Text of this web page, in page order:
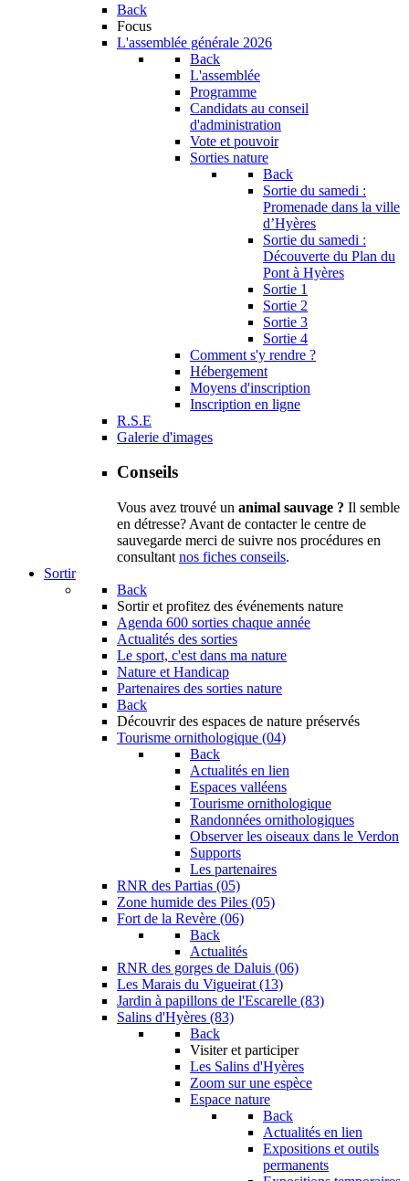
Back
Focus
L'assemblée générale 2026
Back
L'assemblée
Programme
Candidats au conseil
d'administration
Vote et pouvoir
Sorties nature
Back
Sortie du samedi :
Promenade dans la ville
d’Hyères
Sortie du samedi :
Découverte du Plan du
Pont à Hyères
Sortie 1
Sortie 2
Sortie 3
Sortie 4
Comment s'y rendre ?
Hébergement
Moyens d'inscription
Inscription en ligne
R.S.E
Galerie d'images
Conseils
Vous avez trouvé un animal sauvage ? Il semble
en détresse? Avant de contacter le centre de
sauvegarde merci de suivre nos procédures en
consultant nos fiches conseils.
Sortir
Back
Sortir et profitez des événements nature
Agenda 600 sorties chaque année
Actualités des sorties
Le sport, c'est dans ma nature
Nature et Handicap
Partenaires des sorties nature
Back
Découvrir des espaces de nature préservés
Tourisme ornithologique (04)
Back
Actualités en lien
Espaces valléens
Tourisme ornithologique
Randonnées ornithologiques
Observer les oiseaux dans le Verdon
Supports
Les partenaires
RNR des Partias (05)
Zone humide des Piles (05)
Fort de la Revère (06)
Back
Actualités
RNR des gorges de Daluis (06)
Les Marais du Vigueirat (13)
Jardin à papillons de l'Escarelle (83)
Salins d'Hyères (83)
Back
Visiter et participer
Les Salins d'Hyères
Zoom sur une espèce
Espace nature
Back
Actualités en lien
Expositions et outils
permanents